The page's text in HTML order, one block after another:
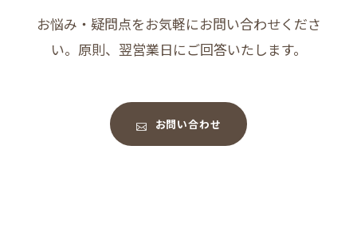
お悩み・疑問点をお気軽にお問い合わせくださ
い。原則、翌営業日にご回答いたします。
お問い合わせ